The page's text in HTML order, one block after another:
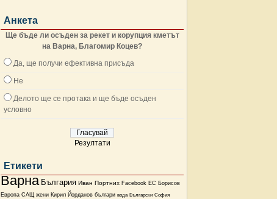
Анкета
Ще бъде ли осъден за рекет и корупция кметът
на Варна, Благомир Коцев?
Да, ще получи ефективна присъда
Не
Делото ще се протака и ще бъде осъден
условно
Резултати
Етикети
Варна България Иван Портних Facebook ЕС Борисов
Европа САЩ жени Кирил Йорданов българи вода Български София